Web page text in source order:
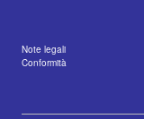
Note legali
Conformità